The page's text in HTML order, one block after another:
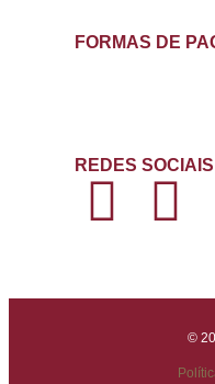
FORMAS DE
REDES SOCIAIS
©